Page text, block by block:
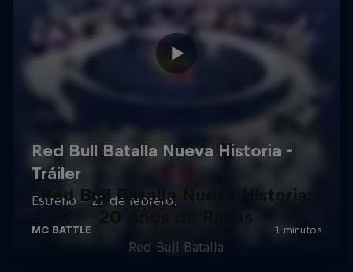
Red Bull Batalla Nueva Historia:
20 Años de Rimas
Red Bull Batalla